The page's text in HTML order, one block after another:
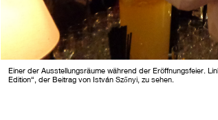
Einer der Ausstellungsräume während der Eröffnungsfeier.
Edition“, der Beitrag von István Szőnyi, zu sehen.